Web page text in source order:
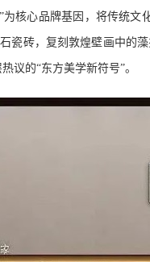
”为核心品牌基因，将传统文
瓷砖，复刻敦煌壁画中的
议的“东方美学新符号”。